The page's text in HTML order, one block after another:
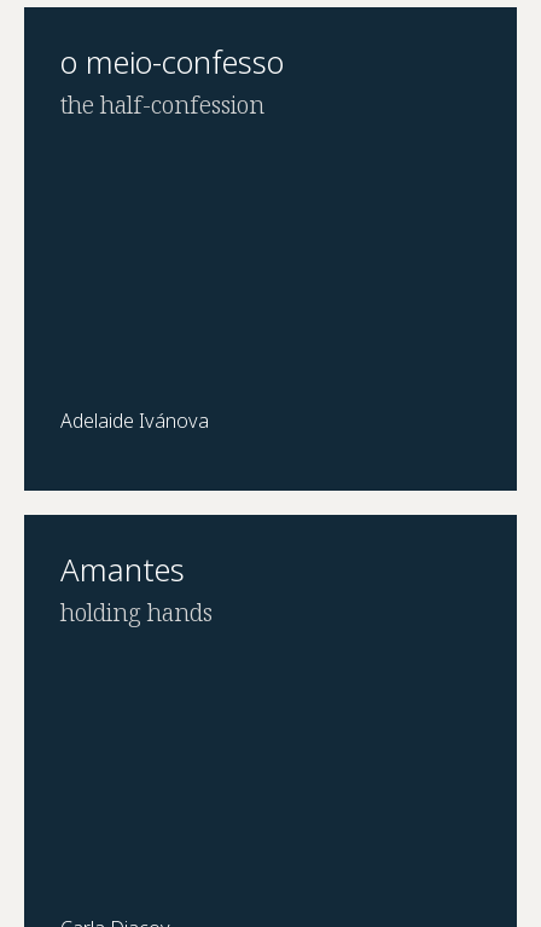
o meio-confesso
the half-confession
Adelaide Ivánova
Amantes
holding hands